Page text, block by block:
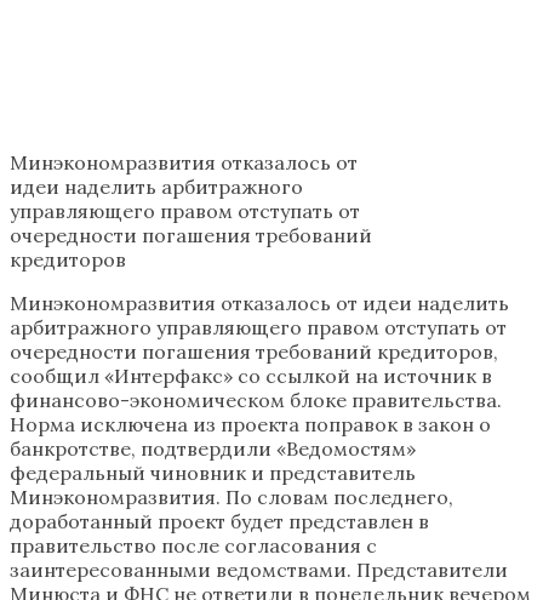
Минэкономразвития отказалось от
идеи наделить арбитражного
управляющего правом отступать от
очередности погашения требований
кредиторов
Минэкономразвития отказалось от идеи наделить
арбитражного управляющего правом отступать от
очередности погашения требований кредиторов,
сообщил «Интерфакс» со ссылкой на источник в
финансово-экономическом блоке правительства.
Норма исключена из проекта поправок в закон о
банкротстве, подтвердили «Ведомостям»
федеральный чиновник и представитель
Минэкономразвития. По словам последнего,
доработанный проект будет представлен в
правительство после согласования с
заинтересованными ведомствами. Представители
Минюста и ФНС не ответили в понедельник вечером